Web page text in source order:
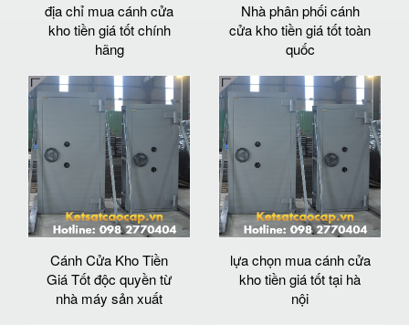
địa chỉ mua cánh cửa
kho tiền giá tốt chính
hãng
Nhà phân phối cánh
cửa kho tiền giá tốt toàn
quốc
Cánh Cửa Kho Tiền
Giá Tốt độc quyền từ
nhà máy sản xuất
lựa chọn mua cánh cửa
kho tiền giá tốt tại hà
nội